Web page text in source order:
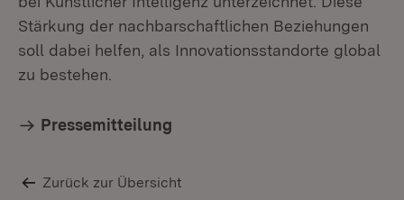
Stärkung der nachbarschaftlichen Beziehungen
soll dabei helfen, als Innovationsstandorte global
zu bestehen.
Pressemitteilung
Zurück zur Übersicht